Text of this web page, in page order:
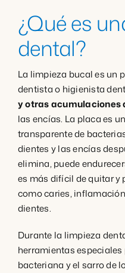
¿Qué es
dental?
La limpieza bucal es un
dentista o higienista
y otras acumulaciones
las encías. La placa es
transparente de
dientes y las encías
elimina, puede
es más difícil de quitar y
como caries,
dientes.
Durante la limpieza
herramientas
bacteriana y el sarro de